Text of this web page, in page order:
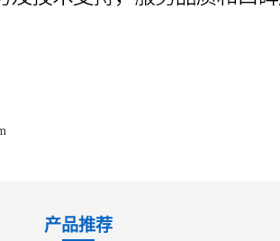
产品推荐